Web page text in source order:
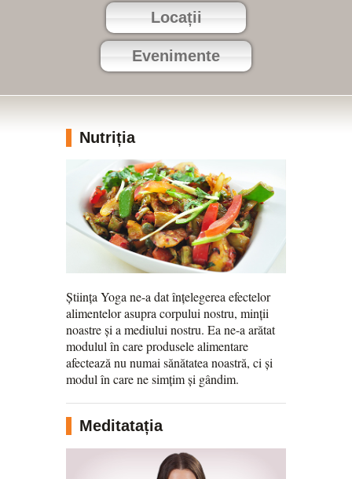
Locații
Evenimente
Nutriția
Știința Yoga ne-a dat înțelegerea efectelor
alimentelor asupra corpului nostru, minții
noastre și a mediului nostru. Ea ne-a arătat
modulul în care produsele alimentare
afectează nu numai sănătatea noastră, ci și
modul în care ne simțim și gândim.
Meditatația